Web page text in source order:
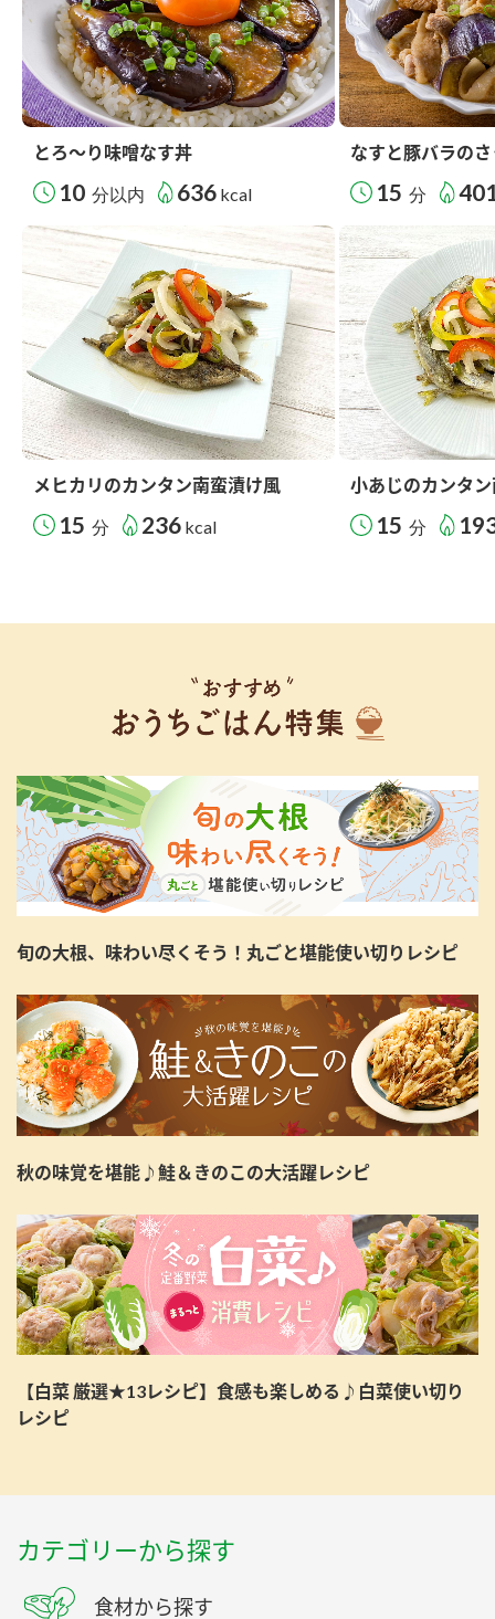
とろ～り味噌なす丼
10 分以内 636 kcal
なすと豚バラの
15 分
メヒカリのカンタン南蛮漬け風
15 分 236 kcal
小あじのカンタ
15 分
旬の大根、味わい尽くそう！丸ごと堪能使い切りレシピ
秋の味覚を堪能♪鮭＆きのこの大活躍レシピ
【白菜 厳選★13レシピ】食感も楽しめる♪白菜使い切り
レシピ
カテゴリーから探す
食材から探す